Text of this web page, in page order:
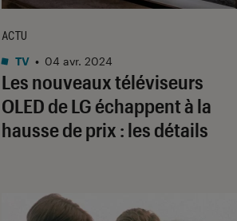
Les nouveaux téléviseurs
OLED de LG échappent à la
hausse de prix : les détails
ACTU
TV • 04 avr. 2024